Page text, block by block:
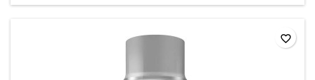
favorite_border